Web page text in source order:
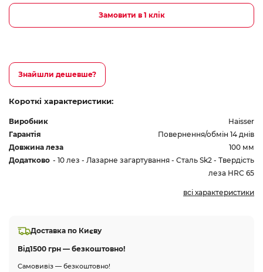
Замовити в 1 клік
Знайшли дешевше?
Короткі характеристики:
Виробник
Haisser
Гарантія
Повернення/обмін 14 днів
Довжина леза
100 мм
Додатково - 10 лез - Лазарне загартування - Сталь Sk2 - Твердість
леза HRC 65
всі характеристики
Доставка по Києву
Від1500 грн — безкоштовно!
Самовивіз — безкоштовно!